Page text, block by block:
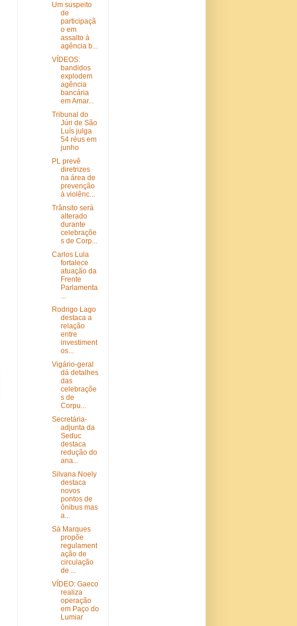
Um suspeito
de
participaçã
o em
assalto à
agência b...
VÍDEOS:
bandidos
explodem
agência
bancária
em Amar...
Tribunal do
Júri de São
Luís julga
54 réus em
junho
PL prevê
diretrizes
na área de
prevenção
à violênc...
Trânsito será
alterado
durante
celebraçõe
s de Corp...
Carlos Lula
fortalece
atuação da
Frente
Parlamenta
...
Rodrigo Lago
destaca a
relação
entre
investiment
os...
Vigário-geral
dá detalhes
das
celebraçõe
s de
Corpu...
Secretária-
adjunta da
Seduc
destaca
redução do
ana...
Silvana Noely
destaca
novos
pontos de
ônibus mas
a...
Sá Marques
propõe
regulament
ação de
circulação
de ...
VÍDEO: Gaeco
realiza
operação
em Paço do
Lumiar